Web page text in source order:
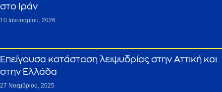
στο Ιράν
10 Ιανουαρίου, 2026
Επείγουσα κατάσταση λειψυδρίας στην Αττική και
στην Ελλάδα
27 Νοεμβρίου, 2025